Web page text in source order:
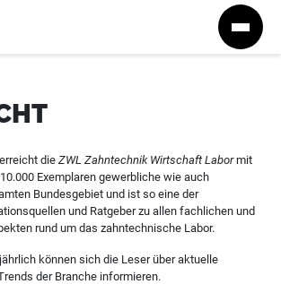
dieZWL Zahntechnik Wirtschaft Labormit
Exemplaren gewerbliche wie auch
Bundesgebiet und ist so eine der
und Ratgeber zu allen fachlichen und
rund um das zahntechnische Labor.
können sich die Leser über aktuelle
der Branche informieren.